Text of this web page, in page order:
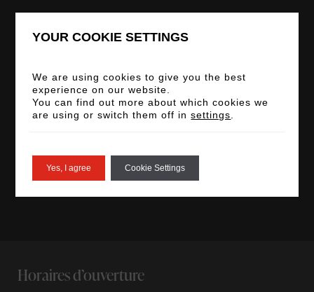
Adresse
15e étage, art’otel London Battersea Power
Station, 1 Electric Boulevard, Londres SW11 8BJ
Nous contacter
info@joiabattersea.co.uk
Horaires d’ouverture
YOUR COOKIE SETTINGS
We are using cookies to give you the best
experience on our website.
You can find out more about which cookies we
are using or switch them off insettings
Yes, I agree Cookie Settings